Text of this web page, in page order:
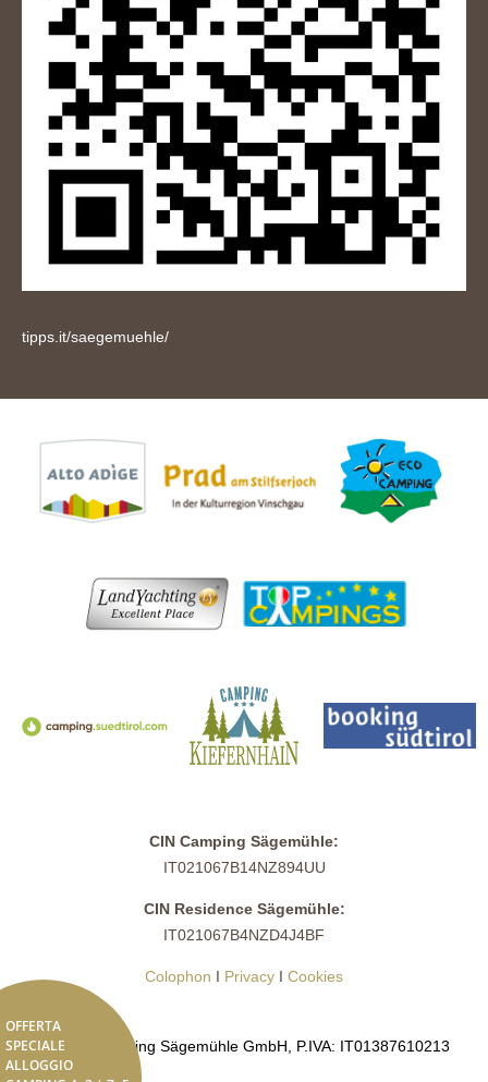
OFFERTA
SPECIALE
ALLOGGIO
tipps.it/saegemuehle/
CIN Camping Sägemühle:
IT021067B14NZ894UU
CIN Residence Sägemühle:
IT021067B4NZD4J4BF
Colophon I Privacy I Cookies
© 2026 Camping Sägemühle GmbH, P.IVA: IT01387610213